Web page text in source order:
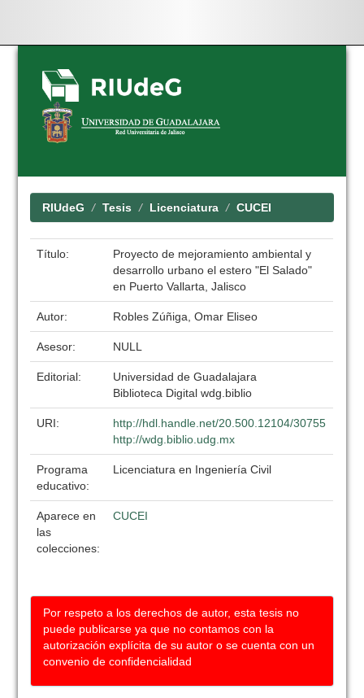
Skip
navigation
RIUdeG Tesis Licenciatura CUCEI
Título:
Proyecto de mejoramiento ambiental y
desarrollo urbano el estero "El Salado"
en Puerto Vallarta, Jalisco
Autor: Robles Zúñiga, Omar Eliseo
Asesor: NULL
Editorial:
Universidad de Guadalajara
Biblioteca Digital wdg.biblio
URI:
http://hdl.handle.net/20.500.12104/30755
http://wdg.biblio.udg.mx
Programa
educativo:
Licenciatura en Ingeniería Civil
Aparece en
las
colecciones:
CUCEI
Por respeto a los derechos de autor, esta tesis no
puede publicarse ya que no contamos con la
autorización explícita de su autor o se cuenta con un
convenio de confidencialidad